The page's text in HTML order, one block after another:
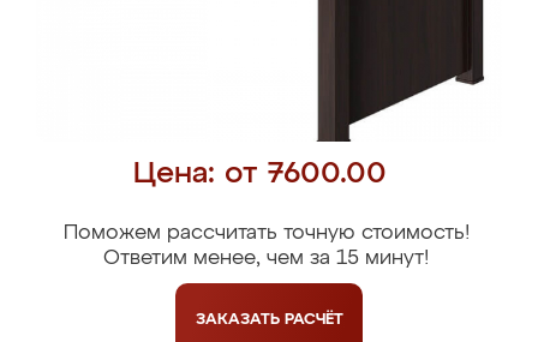
Цена: от 7600.00
Поможем рассчитать точную стоимость!
Ответим менее, чем за 15 минут!
ЗАКАЗАТЬ РАСЧЁТ